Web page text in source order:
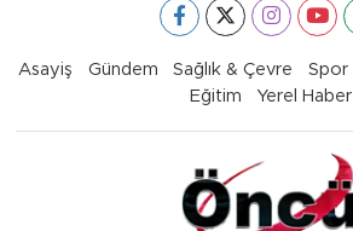
Asayiş Gündem Sağlık & Çevre Spor
Eğitim
Yerel Haber